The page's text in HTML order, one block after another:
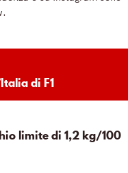
limite di 1,2 kg/100
di F1